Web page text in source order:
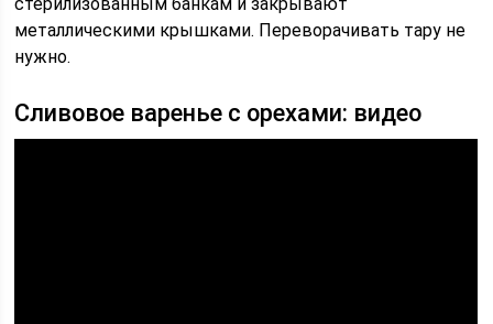
металлическими крышками. Переворачивать тару не
нужно.
Сливовое варенье с орехами: видео